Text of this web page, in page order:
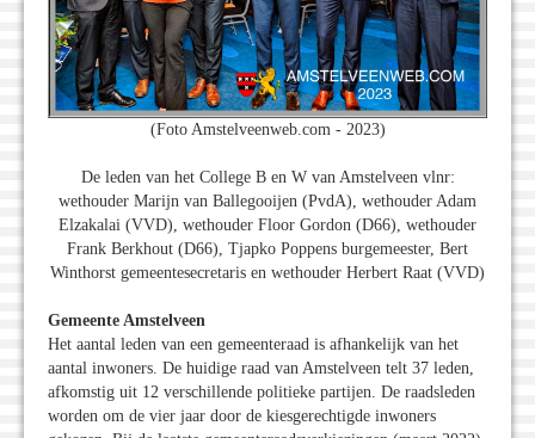
(Foto Amstelveenweb.com - 2023)
De leden van het College B en W van Amstelveen vlnr:
wethouder Marijn van Ballegooijen (PvdA), wethouder Adam
Elzakalai (VVD), wethouder Floor Gordon (D66), wethouder
Frank Berkhout (D66), Tjapko Poppens burgemeester, Bert
Winthorst gemeentesecretaris en wethouder Herbert Raat (VVD)
Gemeente Amstelveen
Het aantal leden van een gemeenteraad is afhankelijk van het
aantal inwoners. De huidige raad van Amstelveen telt 37 leden,
afkomstig uit 12 verschillende politieke partijen. De raadsleden
worden om de vier jaar door de kiesgerechtigde inwoners